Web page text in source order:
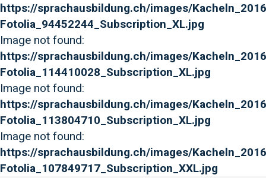
https://sprachausbildung.ch/images/
Fotolia_94452244_Subscription_XL.jpg
Image not found:
https://sprachausbildung.ch/images/
Fotolia_114410028_Subscription_XL.jpg
Image not found:
https://sprachausbildung.ch/images/
Fotolia_113804710_Subscription_XL.jpg
Image not found:
https://sprachausbildung.ch/images/
Fotolia_107849717_Subscription_XXL.jpg